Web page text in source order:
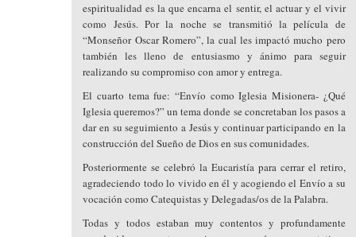
espiritualidad es la que encarna el sentir, el actuar y el vivir
como Jesús. Por la noche se transmitió la película de
“Monseñor Oscar Romero”, la cual les impactó mucho pero
también les lleno de entusiasmo y ánimo para seguir
realizando su compromiso con amor y entrega.
El cuarto tema fue: “Envío como Iglesia Misionera- ¿Qué
Iglesia queremos?” un tema donde se concretaban los pasos a
dar en su seguimiento a Jesús y continuar participando en la
construcción del Sueño de Dios en sus comunidades.
Posteriormente se celebró la Eucaristía para cerrar el retiro,
agradeciendo todo lo vivido en él y acogiendo el Envío a su
vocación como Catequistas y Delegadas/os de la Palabra.
Todas y todos estaban muy contentos y profundamente